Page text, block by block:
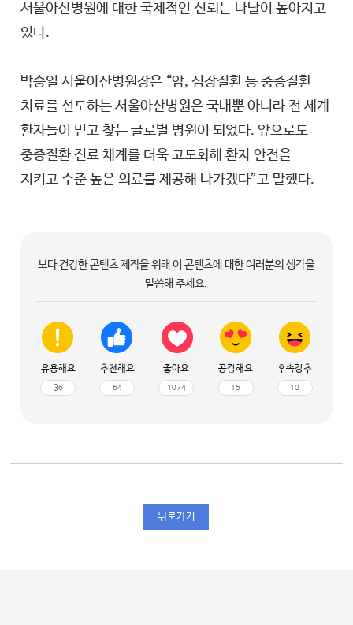
서울아산병원에 대한 국제적인 신뢰는 나날이 높아지고
있다.
박승일 서울아산병원장은 “암, 심장질환 등 중증질환
치료를 선도하는 서울아산병원은 국내뿐 아니라 전 세계
환자들이 믿고 찾는 글로벌 병원이 되었다. 앞으로도
중증질환 진료 체계를 더욱 고도화해 환자 안전을
지키고 수준 높은 의료를 제공해 나가겠다”고 말했다.
보다 건강한 콘텐츠 제작을 위해 이 콘텐츠에 대한 여러분의 생각을
말씀해 주세요.
유용해요
36
추천해요
64
좋아요
1074
공감해요
15
후속강추
10
뒤로가기